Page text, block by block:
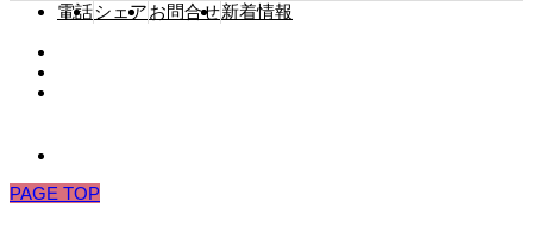
電話シェアお問合せ新着情報
PAGE TOP